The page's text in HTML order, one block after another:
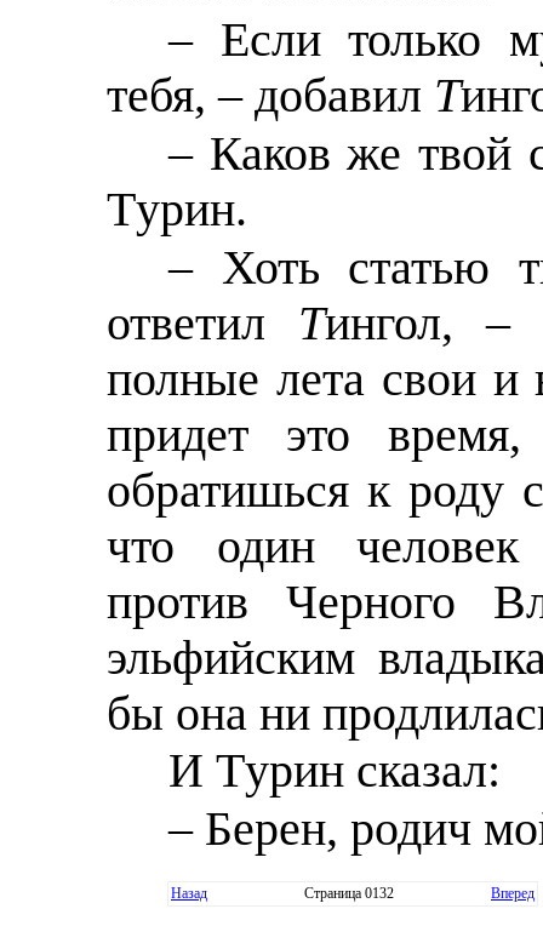
– Если только
тебя, – добавил Т
– Каков же твой
Тyрин.
– Хоть статью
ответил Тингол,
полные лета свои и
придет это
обратишься к роду
что один
против Черного
эльфийским
бы она ни
И Тyрин сказал:
– Берен, родич
Назад Страница 0132 Вперед